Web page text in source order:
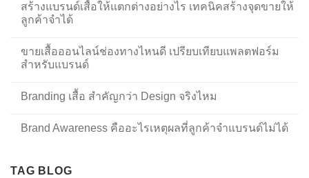
สร้างแบรนด์เสื้อให้แตกต่างอย่างไร เทคนิคสร้างจุดขายให้
ลูกค้าจำได้
ขายเสื้อออนไลน์ช่องทางไหนดี เปรียบเทียบแพลตฟอร์ม
สำหรับแบรนด์
Branding เสื้อ สำคัญกว่า Design จริงไหม
Brand Awareness คืออะไรเหตุผลที่ลูกค้าจำแบรนด์ไม่ได้
TAG BLOG